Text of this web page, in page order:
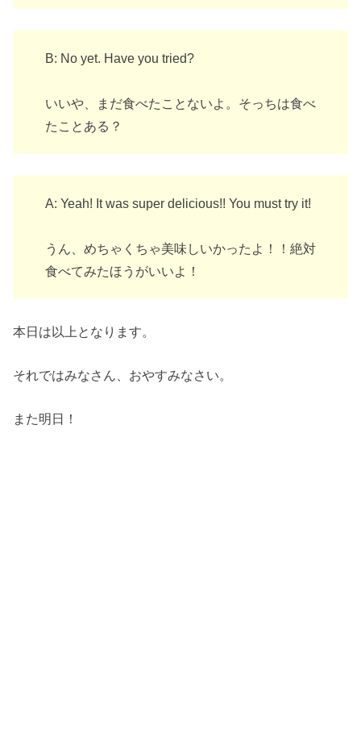
B: No yet. Have you tried?
いいや、まだ食べたことないよ。そっちは食べ
たことある？
A: Yeah! It was super delicious!! You must try it!
うん、めちゃくちゃ美味しいかったよ！！絶対
食べてみたほうがいいよ！
本日は以上となります。
それではみなさん、おやすみなさい。
また明日！